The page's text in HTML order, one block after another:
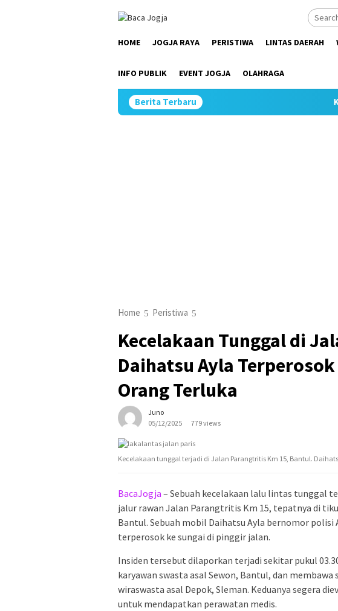
HOME JOGJA RAYA PERISTIWA LINTAS DAERAH
INFO PUBLIK EVENT JOGJA OLAHRAGA
Berita Terbaru Kemiskinan
Home Peristiwa
Kecelakaan Tunggal di
Daihatsu Ayla
Orang Terluka
Juno
05/12/2025
779 views
Kecelakaan tunggal terjadi di Jalan Parangtritis Km 15, Bantul.
BacaJogja – Sebuah kecelakaan lalu lintas tunggal
jalur rawan Jalan Parangtritis Km 15, tepatnya di
Bantul. Sebuah mobil Daihatsu Ayla bernomor polisi
terperosok ke sungai di pinggir jalan.
Insiden tersebut dilaporkan terjadi sekitar pukul
karyawan swasta asal Sewon, Bantul, dan membawa
wiraswasta asal Depok, Sleman. Keduanya segera
untuk mendapatkan perawatan medis.